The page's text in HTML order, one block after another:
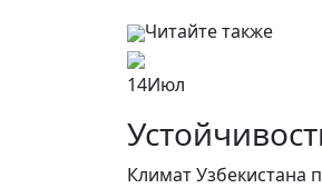
Читайте также
14Июл
Климат Узбекистана